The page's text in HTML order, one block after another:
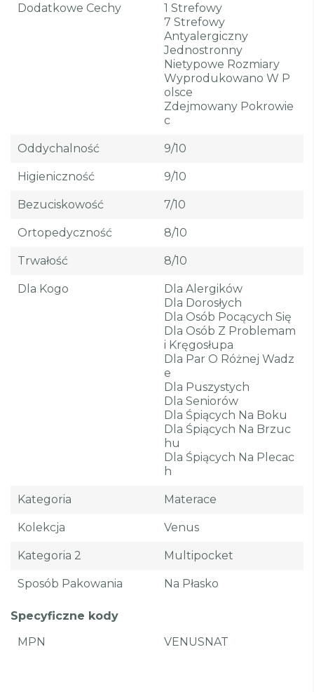
Dodatkowe Cechy
1 Strefowy
7 Strefowy
Antyalergiczny
Jednostronny
Nietypowe Rozmiary
Wyprodukowano W P
Olsce
Zdejmowany Pokrowie
C
Oddychalność 9/10
Higieniczność 9/10
Bezuciskowość 7/10
Ortopedyczność 8/10
Trwałość 8/10
Dla Kogo
Dla Alergików
Dla Dorosłych
Dla Osób Pocących Się
Dla Osób Z Problemam
I Kręgosłupa
Dla Par O Różnej Wadz
E
Dla Puszystych
Dla Seniorów
Dla Śpiących Na Boku
Dla Śpiących Na Brzuc
Hu
Dla Śpiących Na Plecac
H
Kategoria Materace
Kolekcja Venus
Kategoria 2 Multipocket
Sposób Pakowania Na Płasko
Specyficzne kody
MPN
VENUSNAT